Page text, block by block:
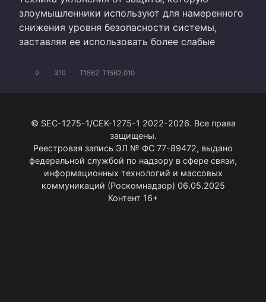
злоумышленники используют для намеренного
снижения уровня безопасности системы,
заставляя ее использовать более слабые
0 310 T1562 T1562.010
© SEC-1275-1/СЕК-1275-1 2022-2026. Все права
защищены.
Реестровая запись ЭЛ № ФС 77-89472, выдано
федеральной службой по надзору в сфере связи,
информационных технологий и массовых
коммуникаций (Роскомнадзор) 06.05.2025
Контент 16+